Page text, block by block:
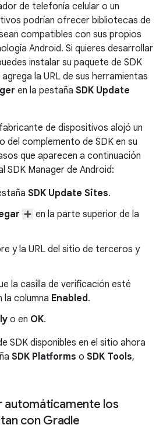
de telefonía celular o un
podrían ofrecer bibliotecas de
compatibles con sus propios
Android. Si quieres desarrollar
instalar su paquete de SDK
la URL de sus herramientas
en la pestaña SDK Update
de dispositivos alojó un
del complemento de SDK en su
que aparecen a continuación
SDK Manager de Android:
SDK Update Sites.
en la parte superior de la
y la URL del sitio de terceros y
la casilla de verificación esté
la columna Enabled.
o en OK.
SDK disponibles en el sitio ahora
SDK Platforms o SDK Tools,
automáticamente los
con Gradle